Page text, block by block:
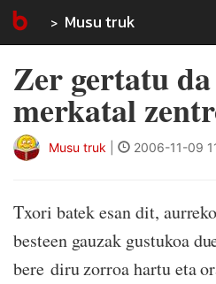
Musu truk
Zer gertatu
merkatal
Musu truk 2006-11-09
Txori batek esan dit,
besteen gauzak gustukoa
bere diru zorroa hartu eta